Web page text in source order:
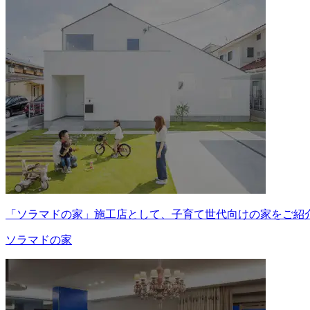
「ソラマドの家」施工店として、子育て世代向けの家をご紹
ソラマドの家